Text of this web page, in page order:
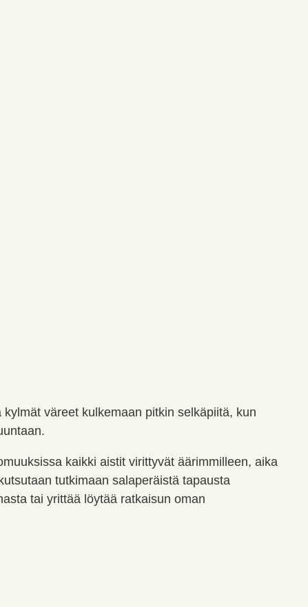
väreet kulkemaan pitkin selkäpiitä, kun
kaikki aistit virittyvät äärimmilleen, aika
tutkimaan salaperäistä tapausta
tai yrittää löytää ratkaisun oman